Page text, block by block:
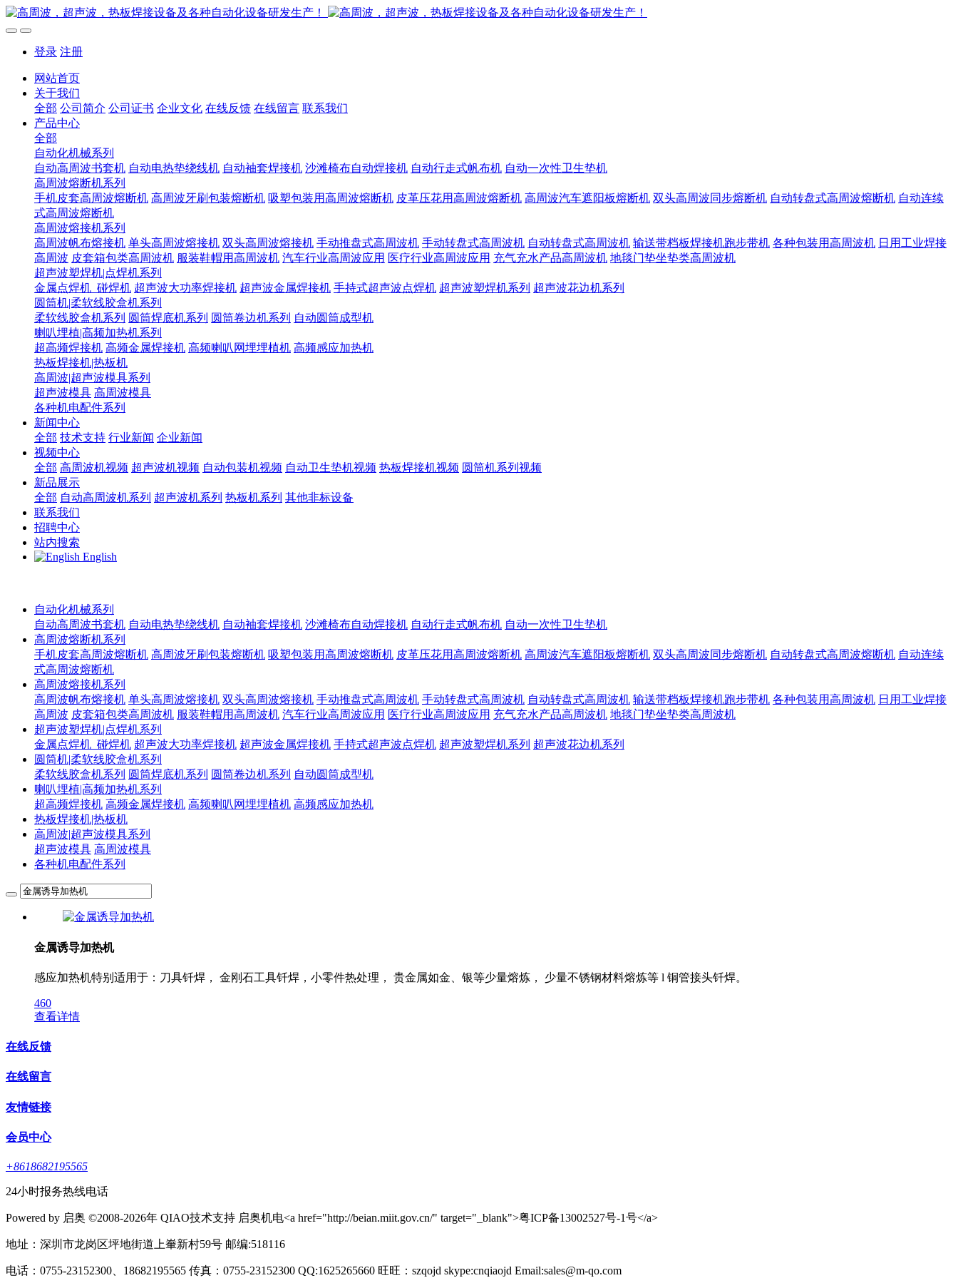
登录 注册
网站首页
关于我们
全部 公司简介 公司证书 企业文化 在线反馈 在线留言 联系我们
产品中心
全部
自动化机械系列
自动高周波书套机 自动电热垫绕线机 自动袖套焊接机 沙滩椅布自动焊接机 自动行走式帆布机 自动一次性卫生垫机
高周波熔断机系列
手机皮套高周波熔断机 高周波牙刷包装熔断机 吸塑包装用高周波熔断机 皮革压花用高周波熔断机 高周波汽车遮阳板熔断机 双头高周波同步熔断机 自动转盘式高周波熔断机 自动连续
式高周波熔断机
高周波熔接机系列
高周波帆布熔接机 单头高周波熔接机 双头高周波熔接机 手动推盘式高周波机 手动转盘式高周波机 自动转盘式高周波机 输送带档板焊接机跑步带机 各种包装用高周波机 日用工业焊接
高周波 皮套箱包类高周波机 服装鞋帽用高周波机 汽车行业高周波应用 医疗行业高周波应用 充气充水产品高周波机 地毯门垫坐垫类高周波机
超声波塑焊机|点焊机系列
金属点焊机_碰焊机 超声波大功率焊接机 超声波金属焊接机 手持式超声波点焊机 超声波塑焊机系列 超声波花边机系列
圆筒机|柔软线胶盒机系列
柔软线胶盒机系列 圆筒焊底机系列 圆筒卷边机系列 自动圆筒成型机
喇叭埋植|高频加热机系列
超高频焊接机 高频金属焊接机 高频喇叭网埋埋植机 高频感应加热机
热板焊接机|热板机
高周波|超声波模具系列
超声波模具 高周波模具
各种机电配件系列
新闻中心
全部 技术支持 行业新闻 企业新闻
视频中心
全部 高周波机视频 超声波机视频 自动包装机视频 自动卫生垫机视频 热板焊接机视频 圆筒机系列视频
新品展示
全部 自动高周波机系列 超声波机系列 热板机系列 其他非标设备
联系我们
招聘中心
站内搜索
English
自动化机械系列
自动高周波书套机 自动电热垫绕线机 自动袖套焊接机 沙滩椅布自动焊接机 自动行走式帆布机 自动一次性卫生垫机
高周波熔断机系列
手机皮套高周波熔断机 高周波牙刷包装熔断机 吸塑包装用高周波熔断机 皮革压花用高周波熔断机 高周波汽车遮阳板熔断机 双头高周波同步熔断机 自动转盘式高周波熔断机 自动连续
式高周波熔断机
高周波熔接机系列
高周波帆布熔接机 单头高周波熔接机 双头高周波熔接机 手动推盘式高周波机 手动转盘式高周波机 自动转盘式高周波机 输送带档板焊接机跑步带机 各种包装用高周波机 日用工业焊接
高周波 皮套箱包类高周波机 服装鞋帽用高周波机 汽车行业高周波应用 医疗行业高周波应用 充气充水产品高周波机 地毯门垫坐垫类高周波机
超声波塑焊机|点焊机系列
金属点焊机_碰焊机 超声波大功率焊接机 超声波金属焊接机 手持式超声波点焊机 超声波塑焊机系列 超声波花边机系列
圆筒机|柔软线胶盒机系列
柔软线胶盒机系列 圆筒焊底机系列 圆筒卷边机系列 自动圆筒成型机
喇叭埋植|高频加热机系列
超高频焊接机 高频金属焊接机 高频喇叭网埋埋植机 高频感应加热机
热板焊接机|热板机
高周波|超声波模具系列
超声波模具 高周波模具
各种机电配件系列
金属诱导加热机
感应加热机特别适用于：刀具钎焊， 金刚石工具钎焊，小零件热处理， 贵金属如金、银等少量熔炼， 少量不锈钢材料熔炼等 l 铜管接头钎焊。
460
查看详情
在线反馈
在线留言
友情链接
会员中心
+8618682195565
24小时报务热线电话
Powered by 启奥 ©2008-2026年 QIAO技术支持 启奥机电<a href="http://beian.miit.gov.cn/" target="_blank">粤ICP备13002527号-1号</a>
地址：深圳市龙岗区坪地街道上輋新村59号 邮编:518116
电话：0755-23152300、18682195565 传真：0755-23152300 QQ:1625265660 旺旺：szqojd skype:cnqiaojd Email:sales@m-qo.com